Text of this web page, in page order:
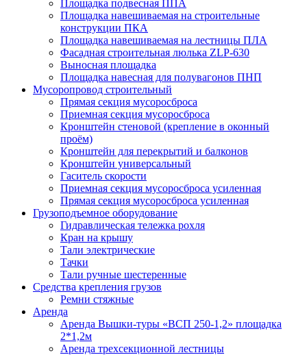
Площадка подвесная ППА
Площадка навешиваемая на строительные
конструкции ПКА
Площадка навешиваемая на лестницы ПЛА
Фасадная строительная люлька ZLP-630
Выносная площадка
Площадка навесная для полувагонов ПНП
Мусоропровод строительный
Прямая секция мусоросброса
Приемная секция мусоросброса
Кронштейн стеновой (крепление в оконный
проём)
Кронштейн для перекрытий и балконов
Кронштейн универсальный
Гаситель скорости
Приемная секция мусоросброса усиленная
Прямая секция мусоросброса усиленная
Грузоподъемное оборудование
Гидравлическая тележка рохля
Кран на крышу
Тали электрические
Тачки
Тали ручные шестеренные
Средства крепления грузов
Ремни стяжные
Аренда
Аренда Вышки-туры «ВСП 250-1,2» площадка
2*1,2м
Аренда трехсекционной лестницы